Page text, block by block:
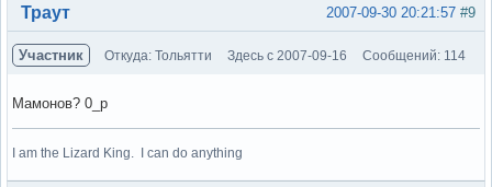
Вне форума #9
2007-09-30 20:21:57
Траут
Участник Откуда: Тольятти Здесь с 2007-09-16 Сообщений: 114
Мамонов? 0_р
I am the Lizard King. I can do anything